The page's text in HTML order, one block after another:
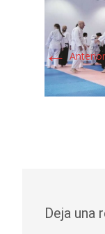
←Anterior
Deja una